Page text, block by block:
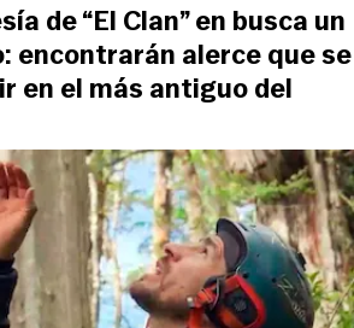
de “El Clan” en busca un
encontrarán alerce que se
en el más antiguo del